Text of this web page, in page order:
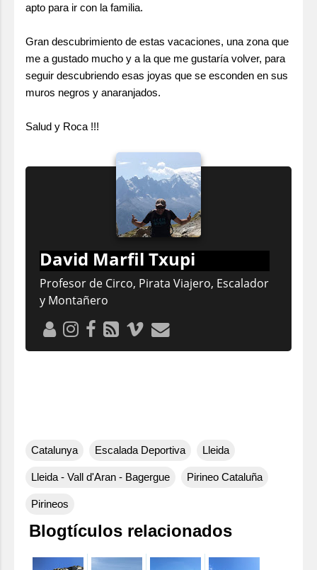
apto para ir con la familia.
Gran descubrimiento de estas vacaciones, una zona que
me a gustado mucho y a la que me gustaría volver, para
seguir descubriendo esas joyas que se esconden en sus
muros negros y anaranjados.
Salud y Roca !!!
David Marfil Txupi
Profesor de Circo, Pirata Viajero, Escalador
y Montañero
Catalunya Escalada Deportiva Lleida
Lleida - Vall d'Aran - Bagergue Pirineo Cataluña
Pirineos
Blogtículos relacionados